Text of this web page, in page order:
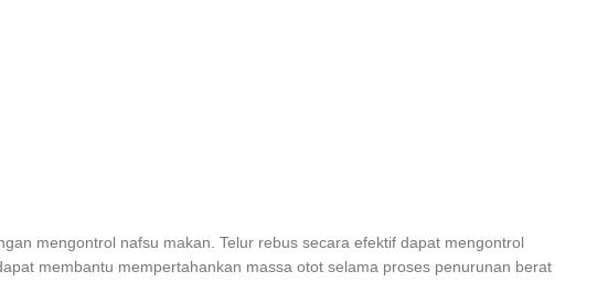
mengontrol nafsu makan. Telur rebus secara efektif dapat mengontrol
membantu mempertahankan massa otot selama proses penurunan berat